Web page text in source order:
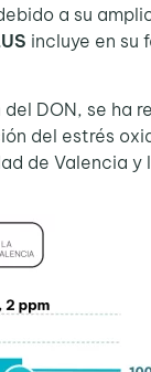
a su
incluye en su
DON, se ha
del estrés
de Valencia y